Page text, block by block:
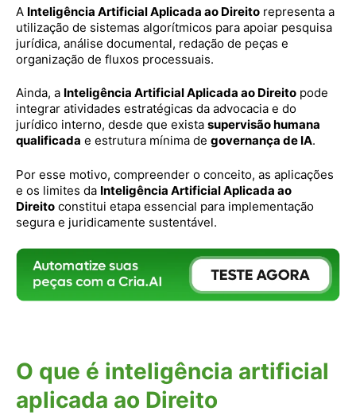
A Inteligência Artificial Aplicada ao Direito representa a
utilização de sistemas algorítmicos para apoiar pesquisa
jurídica, análise documental, redação de peças e
organização de fluxos processuais.
Ainda, a Inteligência Artificial Aplicada ao Direito pode
integrar atividades estratégicas da advocacia e do
jurídico interno, desde que exista supervisão humana
qualificada e estrutura mínima de governança de IA.
Por esse motivo, compreender o conceito, as aplicações
e os limites da Inteligência Artificial Aplicada ao
Direito constitui etapa essencial para implementação
segura e juridicamente sustentável.
O que é inteligência artificial
aplicada ao Direito